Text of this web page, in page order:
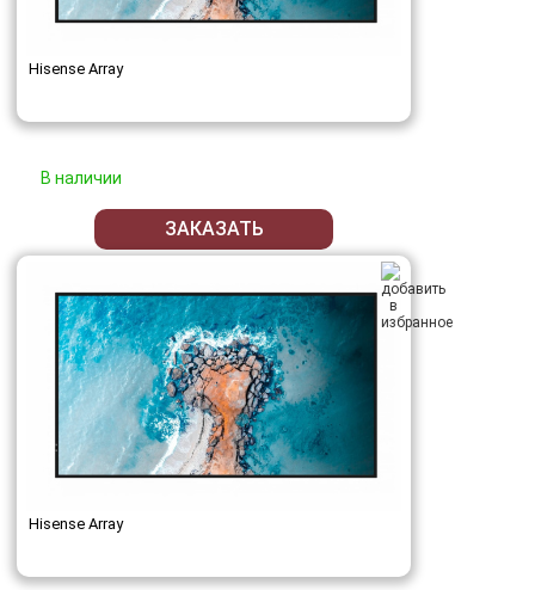
Hisense Array
В наличии
ЗАКАЗАТЬ
Hisense Array